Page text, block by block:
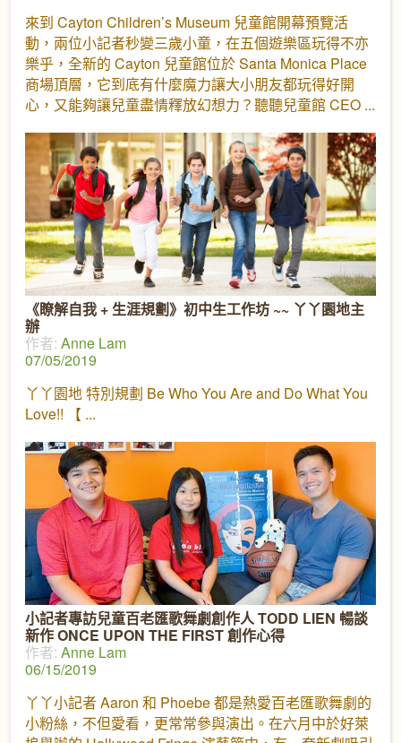
來到 Cayton Children’s Museum 兒童館開幕預覽活
動，兩位小記者秒變三歲小童，在五個遊樂區玩得不亦
樂乎，全新的 Cayton 兒童館位於 Santa Monica Place
商場頂層，它到底有什麼魔力讓大小朋友都玩得好開
心，又能夠讓兒童盡情釋放幻想力？聽聽兒童館 CEO
《瞭解自我 + 生涯規劃》初中生工作坊 ~~ 丫丫園地主
辦
作者: Anne Lam
07/05/2019
丫丫園地 特別規劃 Be Who You Are and Do What You
Love!! 【
小記者專訪兒童百老匯歌舞劇創作人 TODD LIEN 暢談
新作 ONCE UPON THE FIRST 創作心得
作者: Anne Lam
06/15/2019
丫丫小記者 Aaron 和 Phoebe 都是熱愛百老匯歌舞劇的
小粉絲，不但愛看，更常常參與演出。在六月中於好萊